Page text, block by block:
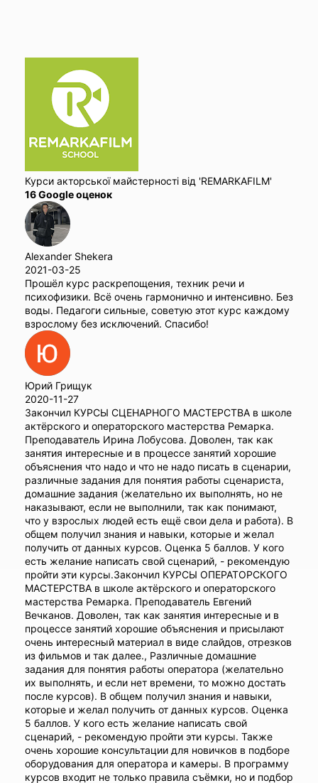
Курси акторської майстерності від 'REMARKAFILM'
16 Google оценок
Alexander Shekera
2021-03-25
Прошёл курс раскрепощения, техник речи и
психофизики. Всё очень гармонично и интенсивно. Без
воды. Педагоги сильные, советую этот курс каждому
взрослому без исключений. Спасибо!
Юрий Грищук
2020-11-27
Закончил КУРСЫ СЦЕНАРНОГО МАСТЕРСТВА в школе
актёрского и операторского мастерства Ремарка.
Преподаватель Ирина Лобусова. Доволен, так как
занятия интересные и в процессе занятий хорошие
объяснения что надо и что не надо писать в сценарии,
различные задания для понятия работы сценариста,
домашние задания (желательно их выполнять, но не
наказывают, если не выполнили, так как понимают,
что у взрослых людей есть ещё свои дела и работа). В
общем получил знания и навыки, которые и желал
получить от данных курсов. Оценка 5 баллов. У кого
есть желание написать свой сценарий, - рекомендую
пройти эти курсы.Закончил КУРСЫ ОПЕРАТОРСКОГО
МАСТЕРСТВА в школе актёрского и операторского
мастерства Ремарка. Преподаватель Евгений
Вечканов. Доволен, так как занятия интересные и в
процессе занятий хорошие объяснения и присылают
очень интересный материал в виде слайдов, отрезков
из фильмов и так далее., Различные домашние
задания для понятия работы оператора (желательно
их выполнять, и если нет времени, то можно достать
после курсов). В общем получил знания и навыки,
которые и желал получить от данных курсов. Оценка
5 баллов. У кого есть желание написать свой
сценарий, - рекомендую пройти эти курсы. Также
очень хорошие консультации для новичков в подборе
оборудования для оператора и камеры. В программу
курсов входит не только правила съёмки, но и подбор